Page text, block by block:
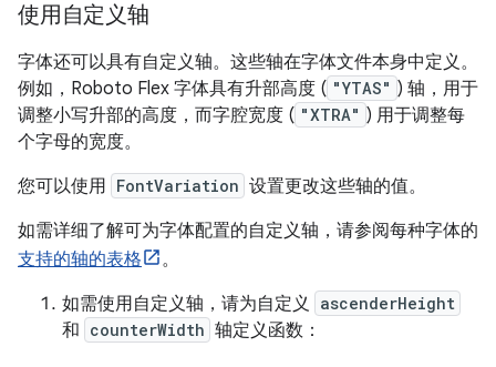
使用自定义轴
字体还可以具有自定义轴。这些轴在字体文件本身中定义。
例如，Roboto Flex 字体具有升部高度 ( "YTAS" ) 轴，用于
调整小写升部的高度，而字腔宽度 ( "XTRA" ) 用于调整每
个字母的宽度。
您可以使用 FontVariation 设置更改这些轴的值。
如需详细了解可为字体配置的自定义轴，请参阅每种字体的
支持的轴的表格
。
如需使用自定义轴，请为自定义 ascenderHeight
和 counterWidth 轴定义函数：